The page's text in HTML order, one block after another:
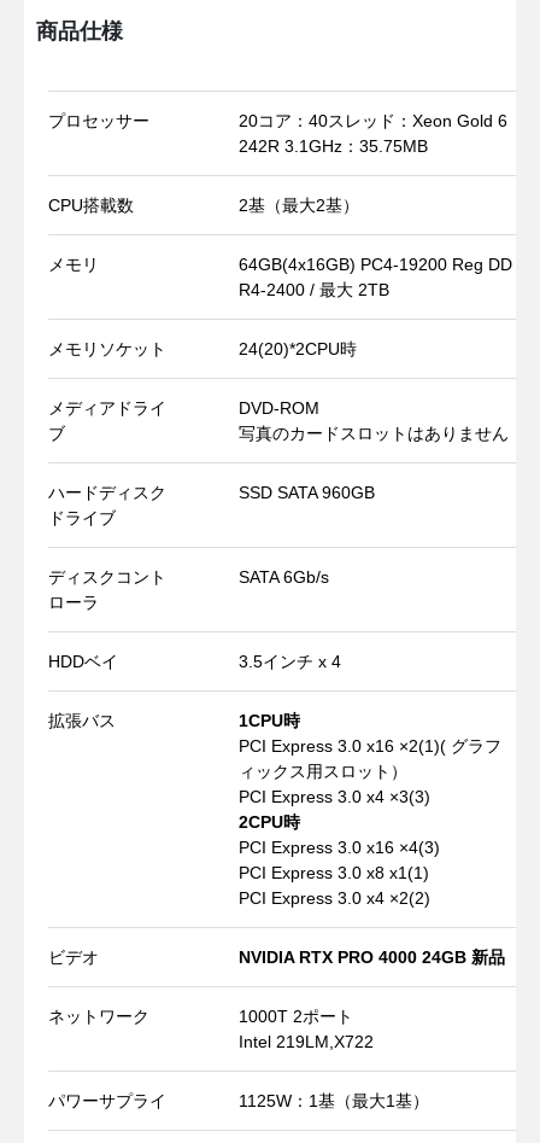
商品仕様
プロセッサー
20コア：40スレッド：Xeon Gold 6
242R 3.1GHz：35.75MB
CPU搭載数 2基（最大2基）
メモリ
64GB(4x16GB) PC4-19200 Reg DD
R4-2400 / 最大 2TB
メモリソケット 24(20)*2CPU時
メディアドライ
ブ
DVD-ROM
写真のカードスロットはありません
ハードディスク
ドライブ
SSD SATA 960GB
ディスクコント
ローラ
SATA 6Gb/s
HDDベイ 3.5インチ x 4
拡張バス
1CPU時
PCI Express 3.0 x16 ×2(1)( グラフ
ィックス用スロット）
PCI Express 3.0 x4 ×3(3)
2CPU時
PCI Express 3.0 x16 ×4(3)
PCI Express 3.0 x8 x1(1)
PCI Express 3.0 x4 ×2(2)
ビデオ NVIDIA RTX PRO 4000 24GB 新品
ネットワーク
1000T 2ポート
Intel 219LM,X722
パワーサプライ 1125W：1基（最大1基）